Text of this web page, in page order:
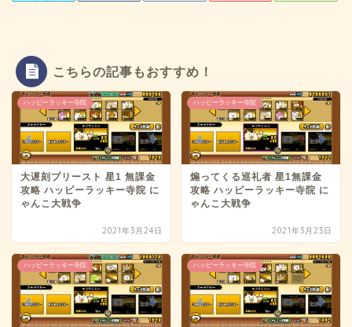
こちらの記事もおすすめ！
ハッピーラッキー寺院
大遅刻プリースト 星1 無課金
攻略 ハッピーラッキー寺院 に
ゃんこ大戦争
2021年3月24日
ハッピーラッキー寺院
煽ってくる巡礼者 星1無課金
攻略 ハッピーラッキー寺院 に
ゃんこ大戦争
2021年3月23日
ハッピーラッキー寺院 ハッピーラッキー寺院